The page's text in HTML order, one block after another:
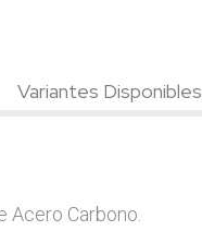
Variantes Disponibles
Acero Carbono.